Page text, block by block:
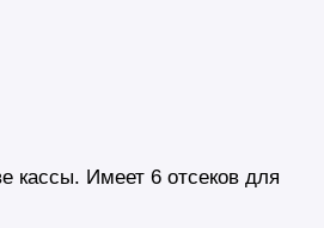
кассы. Имеет 6 отсеков для